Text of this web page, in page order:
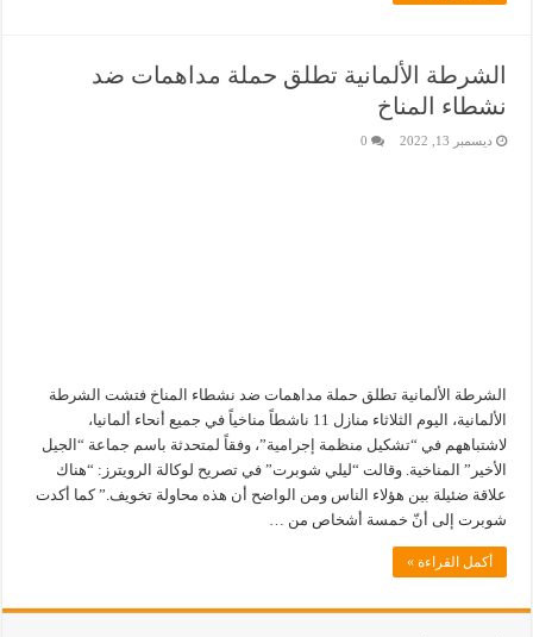
الشرطة الألمانية تطلق حملة مداهمات ضد
نشطاء المناخ
ديسمبر 13, 2022 0
الشرطة الألمانية تطلق حملة مداهمات ضد نشطاء المناخ فتشت الشرطة
الألمانية، اليوم الثلاثاء منازل 11 ناشطاً مناخياً في جميع أنحاء ألمانيا،
لاشتباههم في “تشكيل منظمة إجرامية”، وفقاً لمتحدثة باسم جماعة “الجيل
الأخير” المناخية. وقالت “ليلي شوبرت” في تصريح لوكالة الرويترز: “هناك
علاقة ضئيلة بين هؤلاء الناس ومن الواضح أن هذه محاولة تخويف.” كما أكدت
شوبرت إلى أنّ خمسة أشخاص من …
أكمل القراءة »